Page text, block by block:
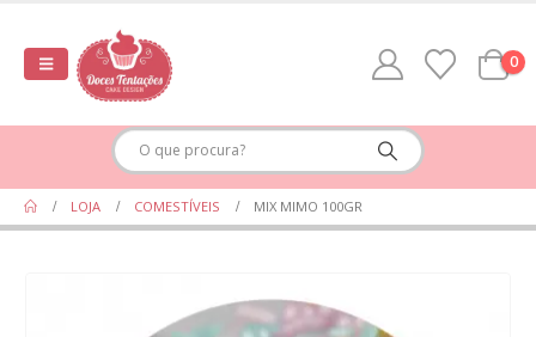
0
LOJA COMESTÍVEIS MIX MIMO 100GR